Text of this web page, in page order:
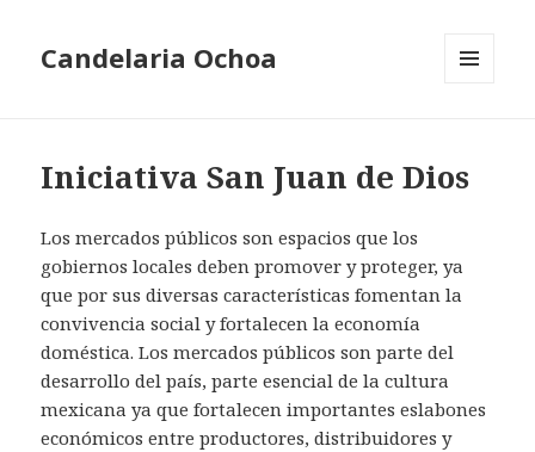
Candelaria Ochoa
Iniciativa San Juan de Dios
Los mercados públicos son espacios que los
gobiernos locales deben promover y proteger, ya
que por sus diversas características fomentan la
convivencia social y fortalecen la economía
doméstica. Los mercados públicos son parte del
desarrollo del país, parte esencial de la cultura
mexicana ya que fortalecen importantes eslabones
económicos entre productores, distribuidores y